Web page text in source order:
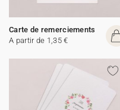
Carte de remerciements
A partir de 1,35 €